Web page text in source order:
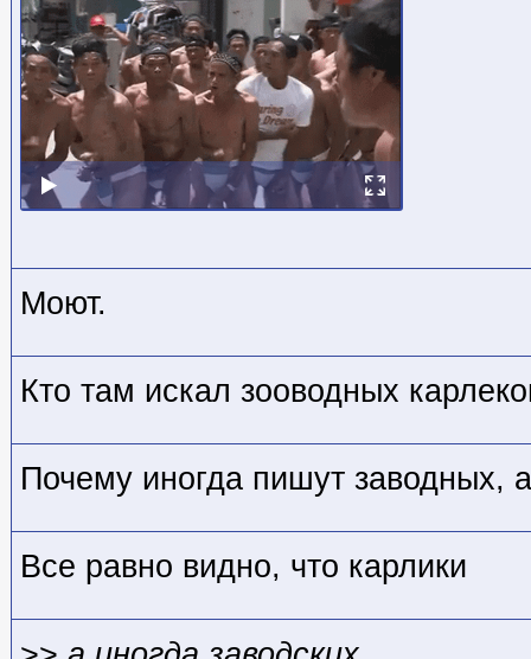
Моют.
Кто там искал зооводных
Почему иногда пишут заводных,
Все равно видно, что карлики